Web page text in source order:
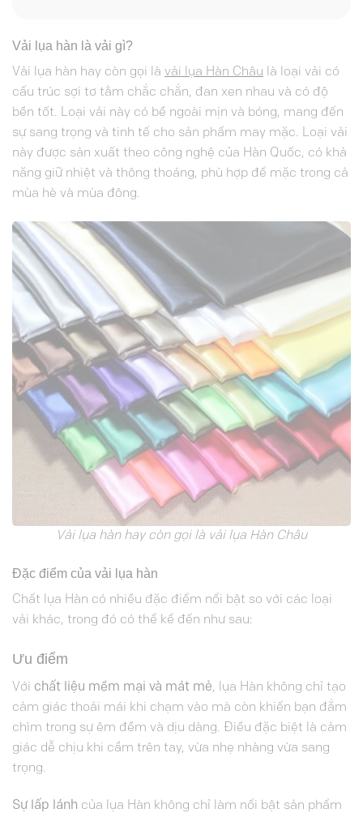
Vải lụa hàn là vải gì?
Vải lụa hàn hay còn gọi là vải lụa Hàn Châu là loại vải có
cấu trúc sợi tơ tằm chắc chắn, đan xen nhau và có độ
bền tốt. Loại vải này có bề ngoài mịn và bóng, mang đến
sự sang trọng và tinh tế cho sản phẩm may mặc. Loại vải
này được sản xuất theo công nghệ của Hàn Quốc, có khả
năng giữ nhiệt và thông thoáng, phù hợp để mặc trong cả
mùa hè và mùa đông.
Vải lụa hàn hay còn gọi là vải lụa Hàn Châu
Đặc điểm của vải lụa hàn
Chất lụa Hàn có nhiều đặc điểm nổi bật so với các loại
vải khác, trong đó có thể kể đến như sau:
Ưu điểm
Với chất liệu mềm mại và mát mẻ, lụa Hàn không chỉ tạo
cảm giác thoải mái khi chạm vào mà còn khiến bạn đắm
chìm trong sự êm đềm và dịu dàng. Điều đặc biệt là cảm
giác dễ chịu khi cầm trên tay, vừa nhẹ nhàng vừa sang
trọng.
Sự lấp lánh của lụa Hàn không chỉ làm nổi bật sản phẩm